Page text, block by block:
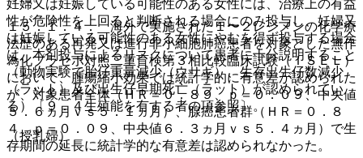
１５．１．４． 海外で実施された１〜２レジメンの化学療
法歴のある再発又は進行非小細胞肺癌患者を対象とした無作
為化プラセボ対照二重盲検第３相比較臨床試験（ＩＳＥＬ）
において、腫瘍縮小効果では統計学的に有意差が認められた
が、対象患者全体（ＨＲ＝０．８９、ｐ＝０．０９、中央値
５．６ヵ月ｖｓ５．１ヵ月）、腺癌患者群（ＨＲ＝０．８
４、ｐ＝０．０９、中央値６．３ヵ月ｖｓ５．４ヵ月）で生
存期間の延長に統計学的な有意差は認められなかった。
妊婦又は妊娠している可能性のある女性には、治療上の有益
性が危険性を上回ると判断される場合にのみ投与し、妊婦又
は妊娠している可能性のある女性にやむを得ず投与する場合
は、本剤投与によるリスクについて患者に十分説明すること
（動物実験で胎仔重量減少（ウサギ）、生存出生仔数減少
（ラット）及び出生仔早期死亡（ラット）が認められてい
る）〔９．４生殖能を有する者の項参照〕。
（授乳婦）